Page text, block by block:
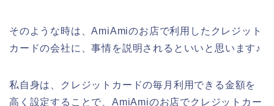
そのような時は、AmiAmiのお店で利用したクレジット
カードの会社に、事情を説明されるといいと思います♪
私自身は、クレジットカードの毎月利用できる金額を
高く設定することで、AmiAmiのお店でクレジットカー